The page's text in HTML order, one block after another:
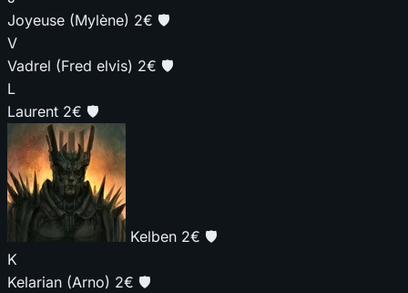
Joyeuse (Mylène) 2€ 🛡️
V
Vadrel (Fred elvis) 2€ 🛡️
L
Laurent 2€ 🛡️
Kelben 2€ 🛡️
K
Kelarian (Arno) 2€ 🛡️